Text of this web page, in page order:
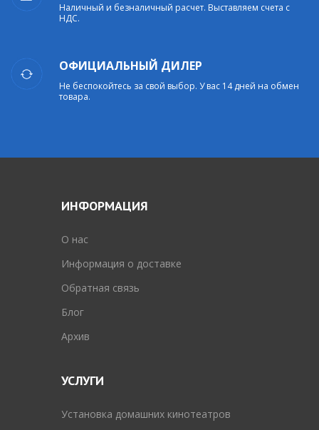
Наличный и безналичный расчет. Выставляем счета с
НДС.
ОФИЦИАЛЬНЫЙ ДИЛЕР
Не беспокойтесь за свой выбор. У вас 14 дней на обмен
товара.
ИНФОРМАЦИЯ
O нас
Информация о доставке
Обратная связь
Блог
Архив
УСЛУГИ
Установка домашних кинотеатров